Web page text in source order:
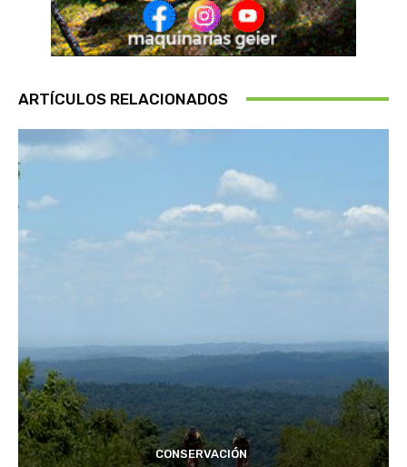
ARTÍCULOS RELACIONADOS
CONSERVACIÓN